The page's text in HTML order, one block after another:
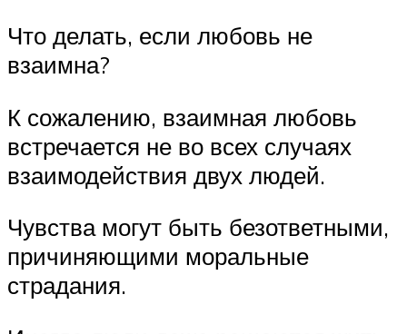
Что делать, если любовь не
взаимна?
К сожалению, взаимная любовь
встречается не во всех случаях
взаимодействия двух людей.
Чувства могут быть безответными,
причиняющими моральные
страдания.